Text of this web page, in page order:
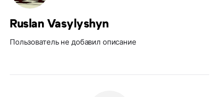
Ruslan Vasylyshyn
Пользователь не добавил описание